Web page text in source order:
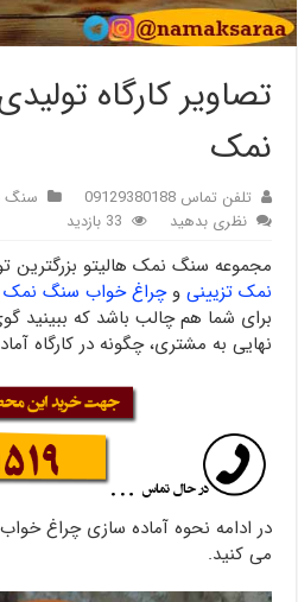
تصاویر کارگاه
نمک
تلفن تماس 09129380188
سنگ
نظری بدهید
33 بازدید
مجموعه سنگ نمک هالیتو
نمک تزیینی وچراغ خواب سنگ نمک
برای شما هم چالب باشد که
نهایی به مشتری، چگونه در کارگاه
در ادامه نحوه آماده سازی چراغ
می کنید.